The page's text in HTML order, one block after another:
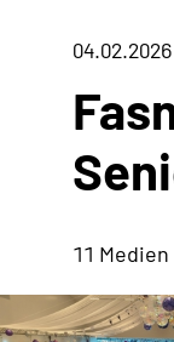
04.02.2026
11 Medien